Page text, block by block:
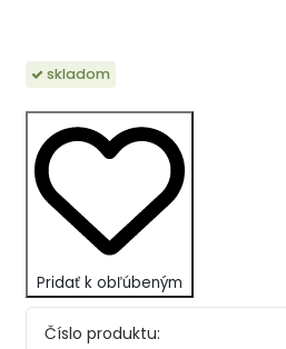
skladom
Pridať k obľúbeným
Číslo produktu: